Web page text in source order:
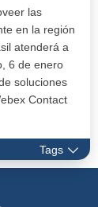
las
en la región
atenderá a
6 de enero
soluciones
Contact
Tags